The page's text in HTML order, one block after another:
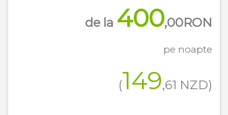
de la 400,00RON
pe noapte
(149,61 NZD)